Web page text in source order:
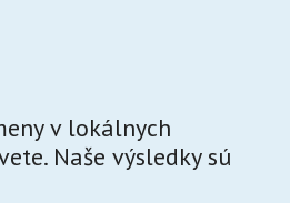
v lokálnych
Naše výsledky sú